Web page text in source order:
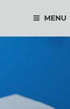
MENU